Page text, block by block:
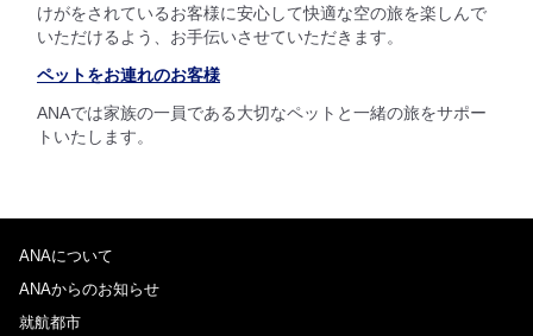
けがをされているお客様に安心して快適な空の旅を楽しんで
いただけるよう、お手伝いさせていただきます。
ペットをお連れのお客様
ANAでは家族の一員である大切なペットと一緒の旅をサポー
トいたします。
ANAについて
ANAからのお知らせ
就航都市